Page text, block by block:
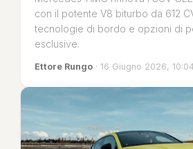
con il potente V8 biturbo da 612
tecnologie di bordo e opzioni di
esclusive.
Ettore Rungo · 16 Giugno 2026, 10:04